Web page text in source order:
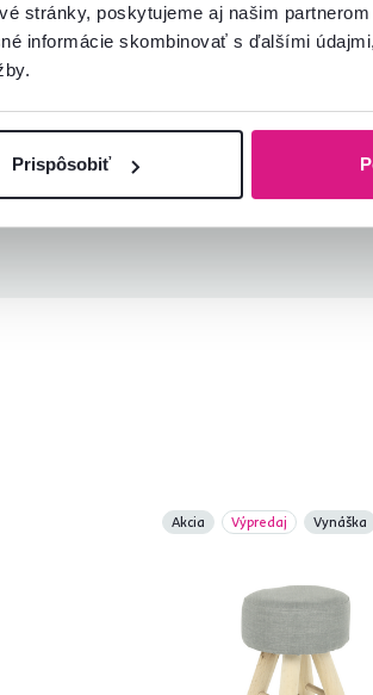
stránky, poskytujeme aj našim
informácie skombinovať s ďalšími
Prispôsobiť
Akcia Výpredaj Vynáška